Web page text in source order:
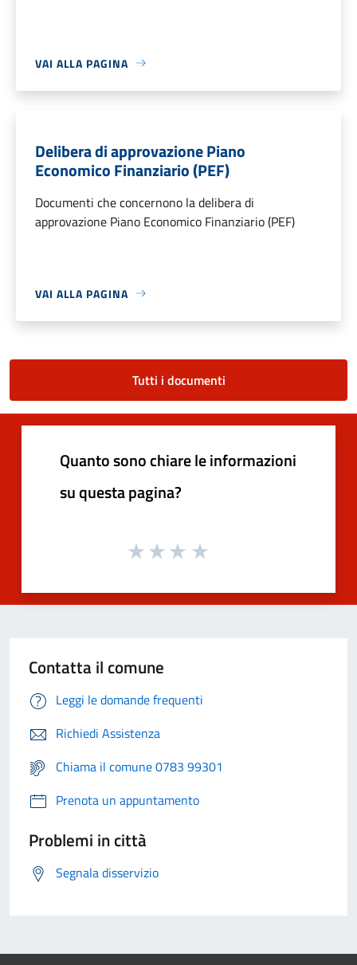
VAI ALLA PAGINA
Delibera di approvazione Piano
Economico Finanziario (PEF)
Documenti che concernono la delibera di
approvazione Piano Economico Finanziario (PEF)
VAI ALLA PAGINA
Tutti i documenti
Quanto sono chiare le informazioni
su questa pagina?
Contatta il comune
Leggi le domande frequenti
Richiedi Assistenza
Chiama il comune 0783 99301
Prenota un appuntamento
Problemi in città
Segnala disservizio